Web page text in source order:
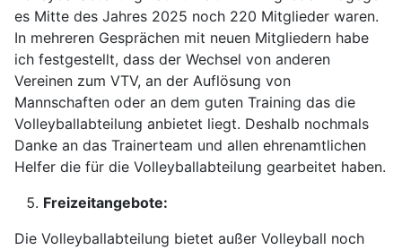
es Mitte des Jahres 2025 noch 220 Mitglieder waren.
In mehreren Gesprächen mit neuen Mitgliedern habe
ich festgestellt, dass der Wechsel von anderen
Vereinen zum VTV, an der Auflösung von
Mannschaften oder an dem guten Training das die
Volleyballabteilung anbietet liegt. Deshalb nochmals
Danke an das Trainerteam und allen ehrenamtlichen
Helfer die für die Volleyballabteilung gearbeitet haben.
Freizeitangebote:
Die Volleyballabteilung bietet außer Volleyball noch